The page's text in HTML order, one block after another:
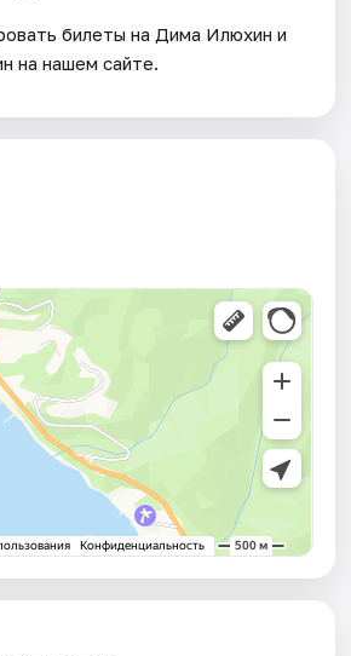
билеты на Дима Илюхин и
на нашем сайте.